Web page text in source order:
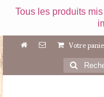
Tous les produits
Votre
: